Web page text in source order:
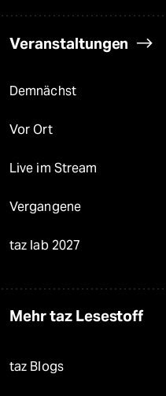
Veranstaltungen
Demnächst
Vor Ort
Live im Stream
Vergangene
taz lab 2027
Mehr taz Lesestoff
taz Blogs